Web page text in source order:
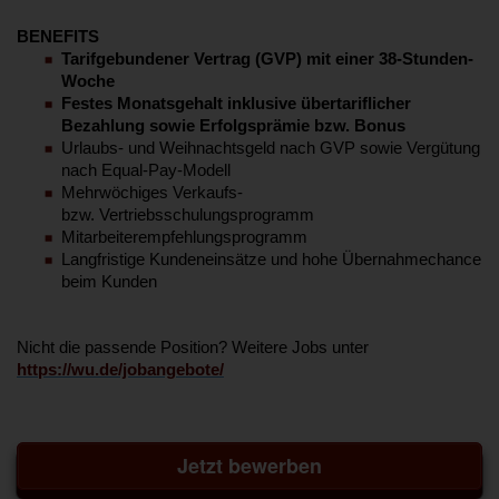
BENEFITS
Tarifgebundener Vertrag (GVP) mit einer 38-Stunden-
Woche
Festes Monatsgehalt inklusive übertariflicher
Bezahlung sowie Erfolgsprämie bzw. Bonus
Urlaubs- und Weihnachtsgeld nach GVP sowie Vergütung
nach Equal-Pay-Modell
Mehrwöchiges Verkaufs-
bzw. Vertriebsschulungsprogramm
Mitarbeiterempfehlungsprogramm
Langfristige Kundeneinsätze und hohe Übernahmechance
beim Kunden
Nicht die passende Position? Weitere Jobs unter
https://wu.de/jobangebote/
Jetzt bewerben